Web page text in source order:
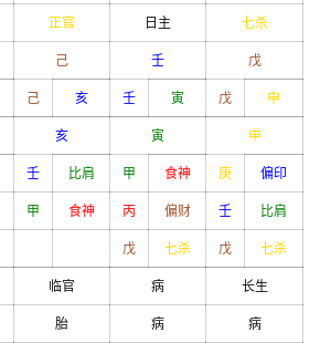
正官 日主 七杀
己 壬 戊
己 亥 壬 寅 戊 申
亥 寅 申
壬 比肩 甲 食神 庚 偏印
甲 食神 丙 偏财 壬 比肩
戊 七杀 戊 七杀
临官 病 长生
胎 病 病